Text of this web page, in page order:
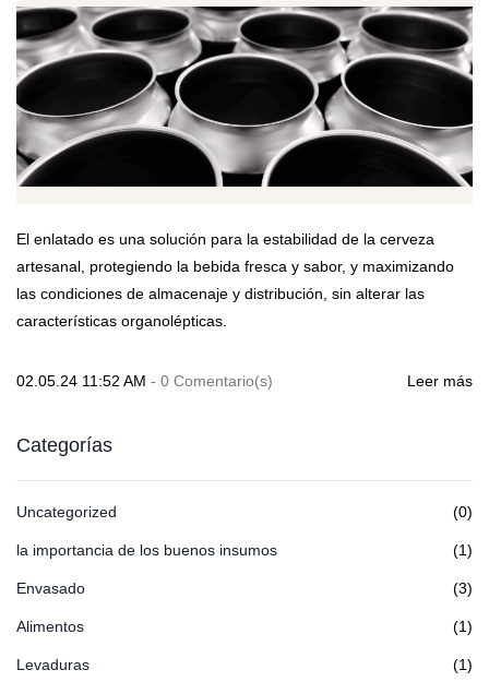
El enlatado es una solución para la estabilidad de la cerveza
artesanal, protegiendo la bebida fresca y sabor, y maximizando
las condiciones de almacenaje y distribución, sin alterar las
características organolépticas.
02.05.24 11:52 AM - 0 Comentario(s) Leer más
Categorías
Uncategorized (0)
la importancia de los buenos insumos (1)
Envasado (3)
Alimentos (1)
Levaduras (1)